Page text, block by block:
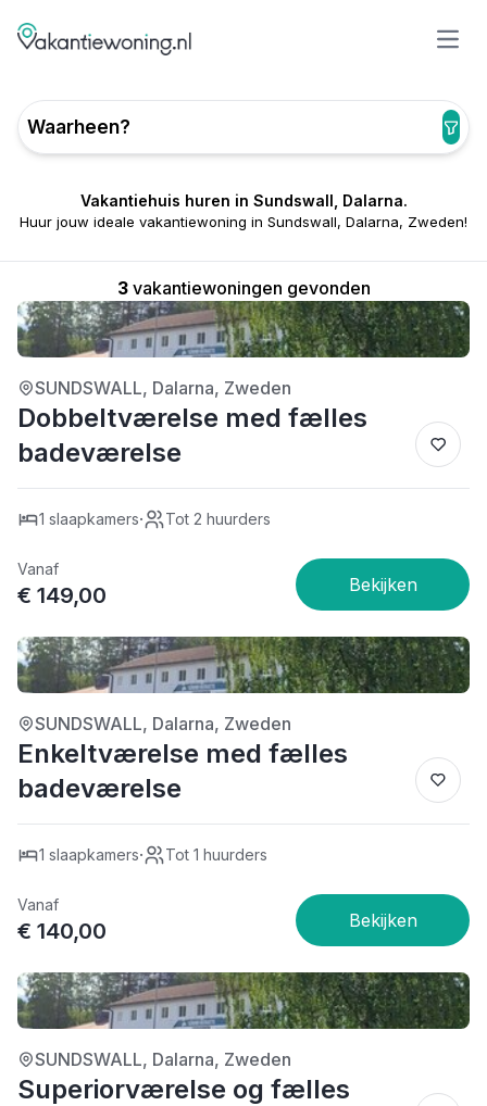
Waarheen?
Vakantiehuis huren in Sundswall, Dalarna.
Huur jouw ideale vakantiewoning in Sundswall, Dalarna, Zweden!
3vakantiewoningen gevonden
4/5
SUNDSWALL, Dalarna, Zweden
Dobbeltværelse med fælles
badeværelse
1 slaapkamers· Tot 2 huurders
Vanaf
€ 149,00
4/5
SUNDSWALL, Dalarna, Zweden
Enkeltværelse med fælles
badeværelse
1 slaapkamers· Tot 1 huurders
Vanaf
€ 140,00
4/5
SUNDSWALL, Dalarna, Zweden
Superiorværelse og fælles